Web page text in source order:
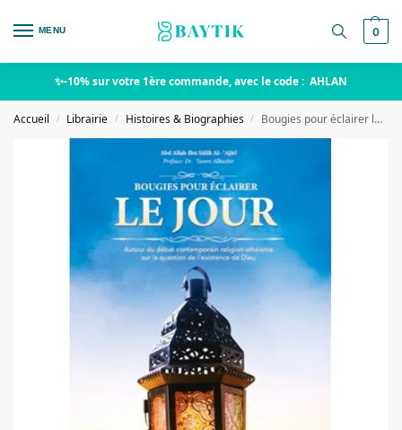
MENU 0
✨-10% sur votre 1ère commande, avec le code : AHLAN
Accueil / Librairie / Histoires & Biographies / Bougies pour éclairer le jour